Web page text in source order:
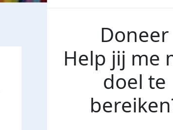
Doneer
Help jij me
doel te